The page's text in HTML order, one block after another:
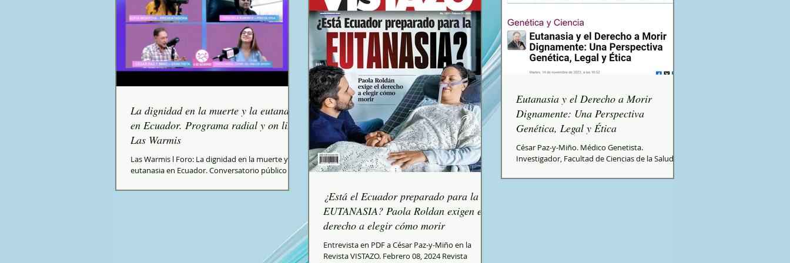
La dignidad en la muerte y la eutanasia
en Ecuador. Programa radial y on line
Las Warmis
Las Warmis l Foro: La dignidad en la muerte y la
eutanasia en Ecuador. Conversatorio público
¿Está el Ecuador preparado para la
EUTANASIA? Paola Roldan exigen el
derecho a elegir cómo morir
Entrevista en PDF a César Paz-y-Miño en la
Revista VISTAZO. Febrero 08, 2024 Revista
Eutanasia y el Derecho a Morir
Dignamente: Una Perspectiva
Genética, Legal y Ética
César Paz-y-Miño. Médico Genetista.
Investigador, Facultad de Ciencias de la Salud